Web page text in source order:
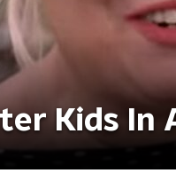
Kids In